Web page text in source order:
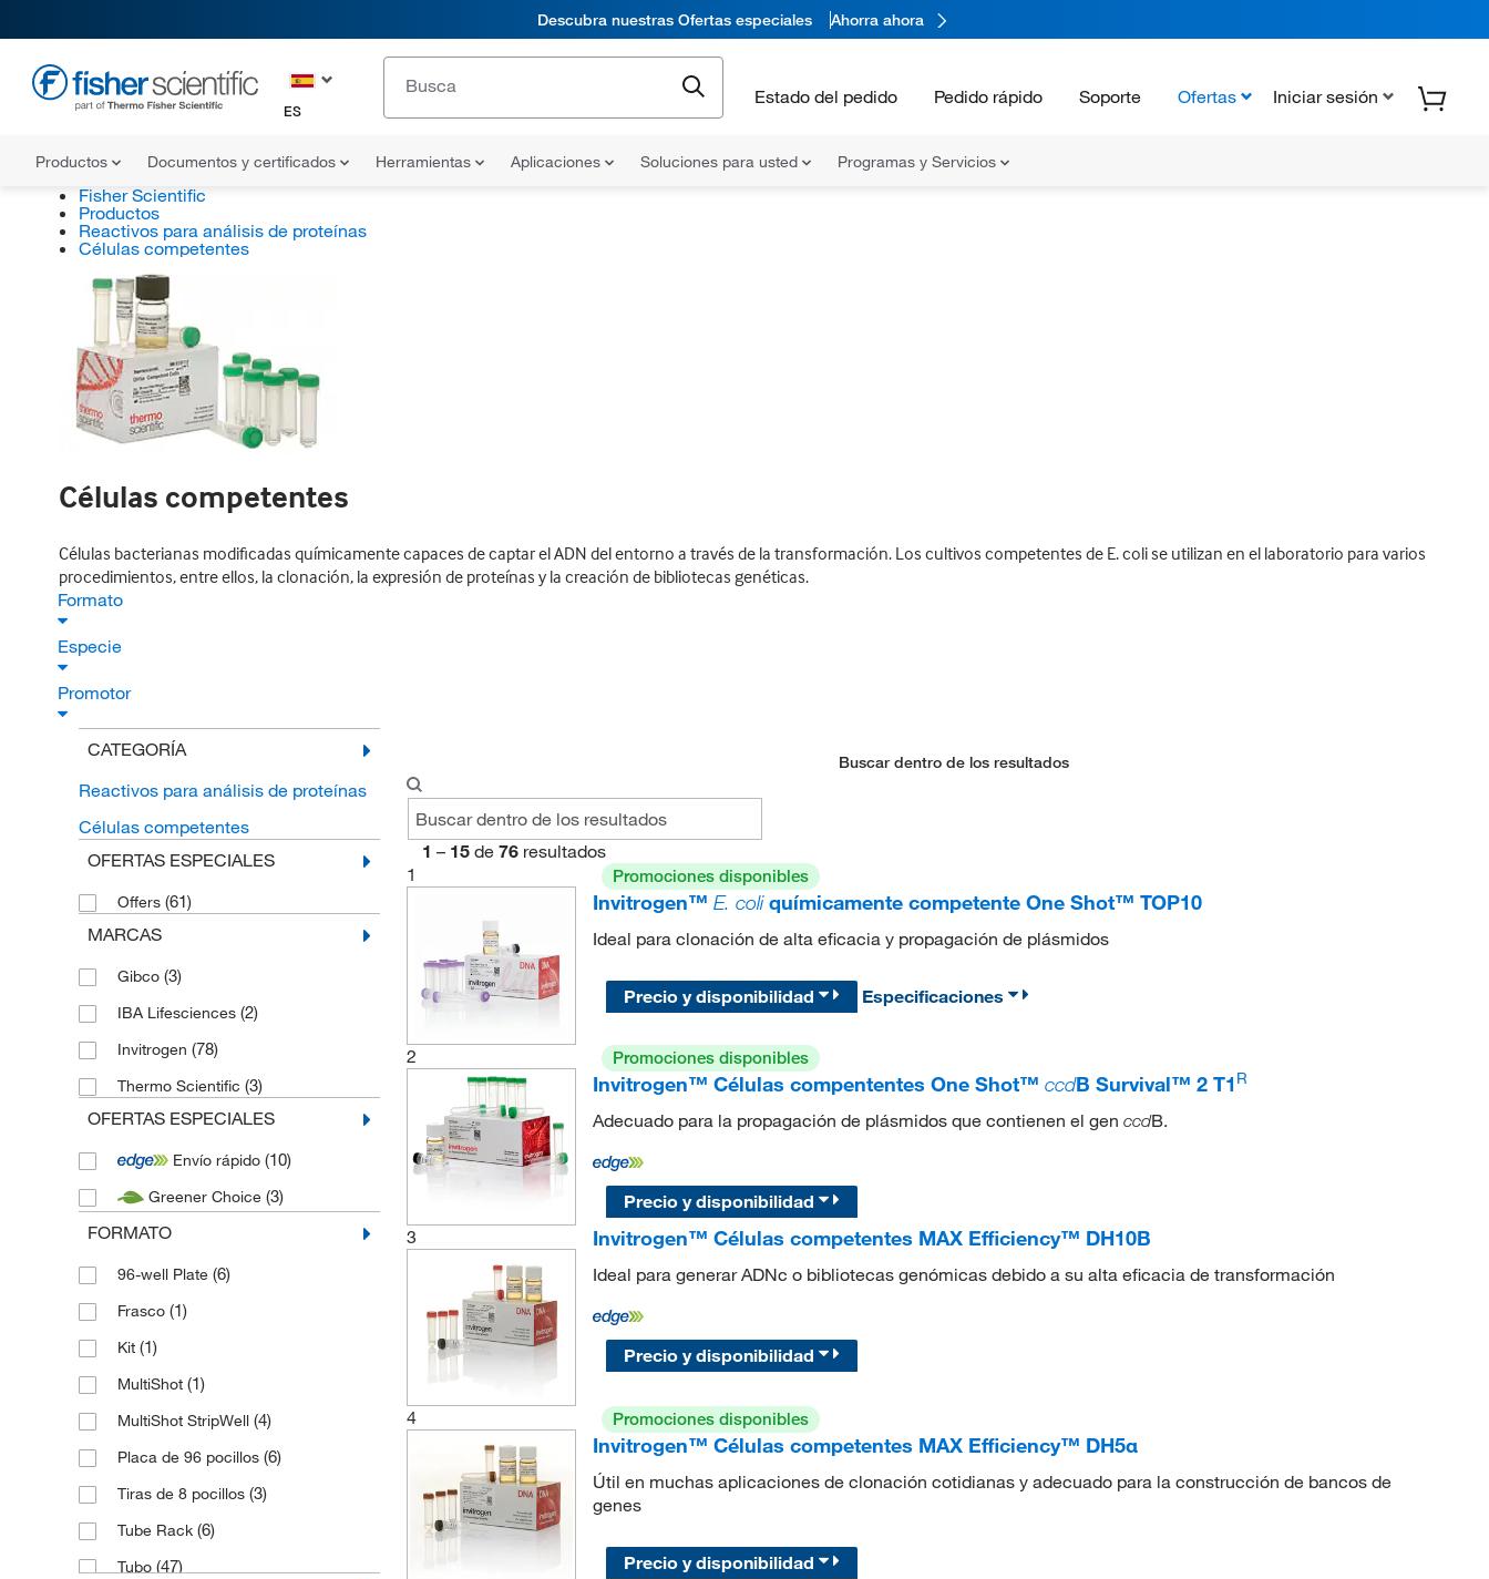
Descubra nuestras Ofertas especiales Ahorra ahora
ES
Estado del pedido Pedido rápido Soporte Ofertas Iniciar sesión
Productos Documentos y certificados Herramientas Aplicaciones Soluciones para usted Programas y Servicios
Fisher Scientific
Productos
Reactivos para análisis de proteínas
Células competentes
Células competentes
Células bacterianas modificadas químicamente capaces de captar el ADN del entorno a través de la transformación. Los cultivos competentes de E. coli se utilizan en el laboratorio para varios
procedimientos, entre ellos, la clonación, la expresión de proteínas y la creación de bibliotecas genéticas.
Formato
Especie
Promotor
CATEGORÍA
Reactivos para análisis de proteínas
Células competentes
OFERTAS ESPECIALES
Offers (61)
MARCAS
Gibco (3)
IBA Lifesciences (2)
Invitrogen (78)
Thermo Scientific (3)
OFERTAS ESPECIALES
Envío rápido (10)
Greener Choice (3)
FORMATO
96-well Plate (6)
Frasco (1)
Kit (1)
MultiShot (1)
MultiShot StripWell (4)
Placa de 96 pocillos (6)
Tiras de 8 pocillos (3)
Tube Rack (6)
Tubo (47)
Buscar dentro de los resultados
1 – 15 de 76 resultados
1
Promociones disponibles
Invitrogen™ E. coliquímicamente competente One Shot™ TOP10
Ideal para clonación de alta eficacia y propagación de plásmidos
Precio y disponibilidad Especificaciones
2 Promociones disponibles
Invitrogen™ Células compententes One Shot™ ccdB Survival™ 2 T1 R
Adecuado para la propagación de plásmidos que contienen el gen ccdB.
Precio y disponibilidad
3
Invitrogen™ Células competentes MAX Efficiency™ DH10B
Ideal para generar ADNc o bibliotecas genómicas debido a su alta eficacia de transformación
Precio y disponibilidad
4 Promociones disponibles
Invitrogen™ Células competentes MAX Efficiency™ DH5α
Útil en muchas aplicaciones de clonación cotidianas y adecuado para la construcción de bancos de
genes
Precio y disponibilidad